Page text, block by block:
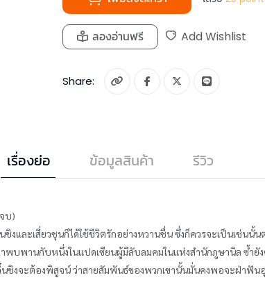
ลองอ่านฟรี Add Wishlist
Share:
เรื่องย่อ ข้อมูลสินค้า รีวิว
บ)
และเสี่ยวชุนก็ได้ใช้ชีวิตรักอย่างหวานชื่น ซึ่งก็ควรจะเป็นเช่นนั้
มาพบพานกับหนึ่งในแปดเซียนผู้มีลับลมคมในแห่งสำนักภูษานิล ซ้ำยั
นชิงจะต้องพิสูจน์ ว่าสายสัมพันธ์ของพวกเขานั้นมั่นคงพอจะฝ่าฟั